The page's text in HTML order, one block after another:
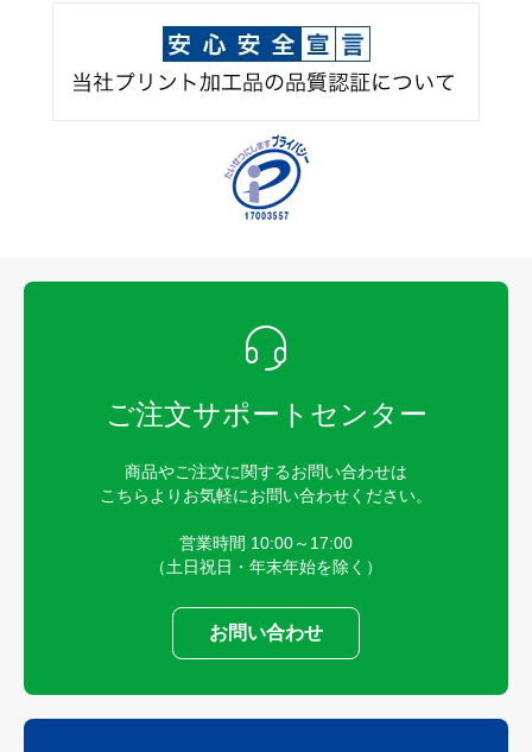
ご注文サポートセンター
商品やご注文に関するお問い合わせは
こちらよりお気軽にお問い合わせください。
営業時間 10:00～17:00
（土日祝日・年末年始を除く）
お問い合わせ